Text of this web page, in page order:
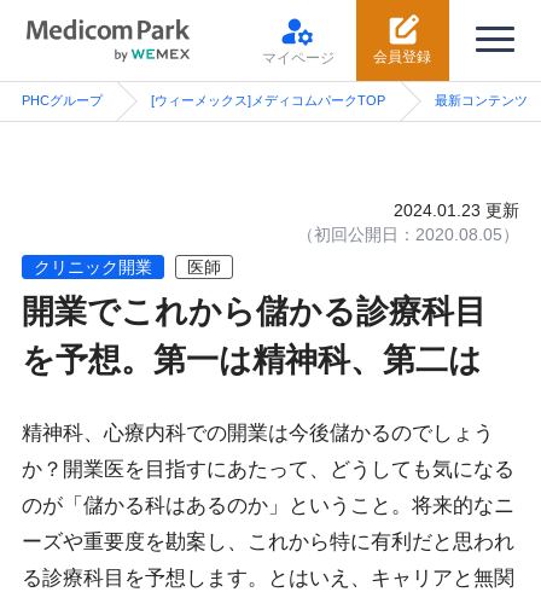
会員登録
マイページ
PHCグループ [ウィーメックス]メディコムパークTOP 最新コンテンツ
クリニック開業 医師
2024.01.23 更新
開業でこれから儲かる診療科目
を予想。第一は精神科、第二は
精神科、心療内科での開業は今後儲かるのでしょう
か？開業医を目指すにあたって、どうしても気になる
のが「儲かる科はあるのか」ということ。将来的なニ
ーズや重要度を勘案し、これから特に有利だと思われ
る診療科目を予想します。とはいえ、キャリアと無関